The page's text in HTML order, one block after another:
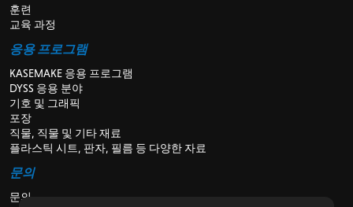
훈련
교육 과정
응용 프로그램
KASEMAKE 응용 프로그램
DYSS 응용 분야
기호 및 그래픽
포장
직물, 직물 및 기타 재료
플라스틱 시트, 판자, 필름 등 다양한 자료
문의
문의